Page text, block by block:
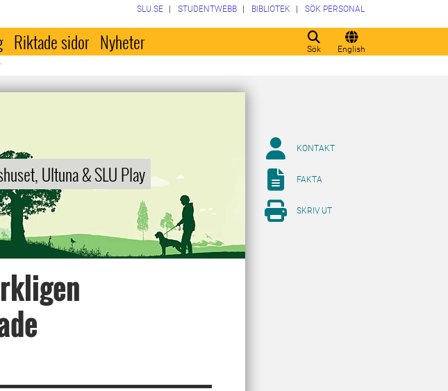
Sök English
SLU.SE STUDENTWEBB BIBLIOTEK SÖK PERSONAL
Riktade sidor Nyheter
Ultuna & SLU Play
KONTAKT
FAKTA
SKRIV UT